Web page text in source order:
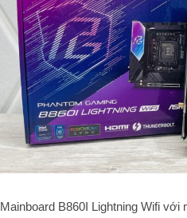
Mainboard B860I Lightning Wifi